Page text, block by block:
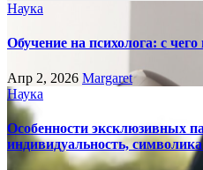
Наука
Обучение на психолога: с
Апр 2, 2026 Margaret
Наука
Особенности эксклюзивных
индивидуальность, символика